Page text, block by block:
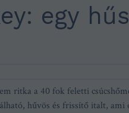
egy
ritka a 40 fok feletti
hűvös és frissítő italt, ami